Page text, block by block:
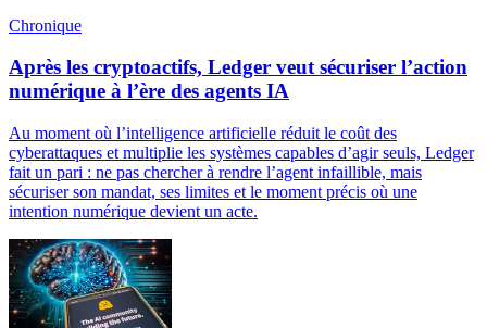
Chronique
Après les cryptoactifs, Ledger veut sécuriser l’action
numérique à l’ère des agents IA
Au moment où l’intelligence artificielle réduit le coût des
cyberattaques et multiplie les systèmes capables d’agir seuls, Ledger
fait un pari : ne pas chercher à rendre l’agent infaillible, mais
sécuriser son mandat, ses limites et le moment précis où une
intention numérique devient un acte.